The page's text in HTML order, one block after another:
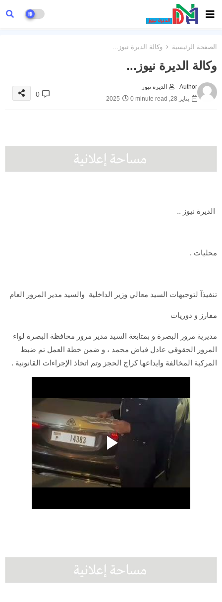
الصفحة الرئيسية وكالة الديرة نيوز...
وكالة الديرة نيوز...
Author -
الديرة نيوز
يناير 28, 2025
0 minute read
0
الديرة نيوز ..
محليات .
تنفيذآ لتوجيهات السيد معالي وزير الداخلية والسيد مدير المرور العام
مفارز و دوريات
مديرية مرور البصرة و بمتابعة السيد مدير مرور محافظة البصرة لواء
المرور الحقوقي عادل فياض محمد ، و ضمن خطة العمل تم ضبط
المركبة المخالفة وايداعها كراج الحجز وتم اتخاذ الإجراءات القانونية .